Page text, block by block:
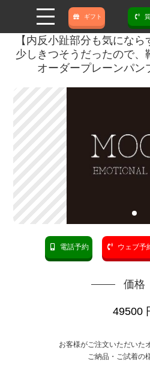
ギフト
【内反小趾部分も気にな
少しきつそうだったので、
オーダープレーンパン
電話予約 ウェブ予
価格
49500
お客様がご注文いただいた
ご納品・ご試着の